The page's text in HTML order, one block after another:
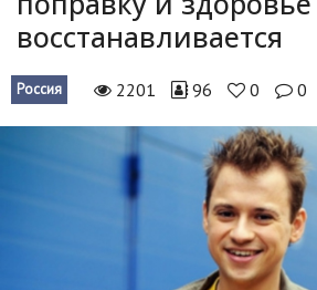
Экономика
Hi-Tech. Интернет
Наука и техника
восстанавливается
Россия 2201 96 0 0